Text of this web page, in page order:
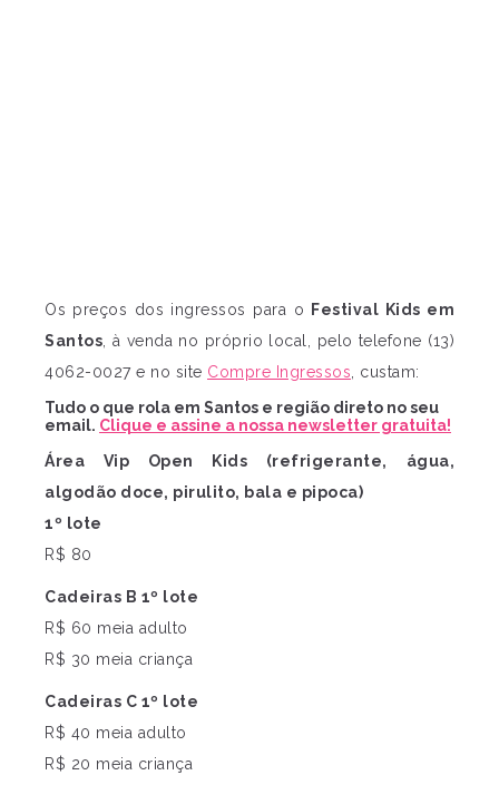
Os preços dos ingressos para o
Festival Kids em
Santos , à venda no próprio local, pelo telefone (13)
4062-0027 e no site Compre Ingressos , custam:
Tudo o que rola em Santos e região direto no seu
email. Clique e assine a nossa newsletter gratuita!
Área Vip Open Kids (refrigerante, água,
algodão doce, pirulito, bala e pipoca)
1º lote
R$ 80
Cadeiras B 1º lote
R$ 60 meia adulto
R$ 30 meia criança
Cadeiras C 1º lote
R$ 40 meia adulto
R$ 20 meia criança